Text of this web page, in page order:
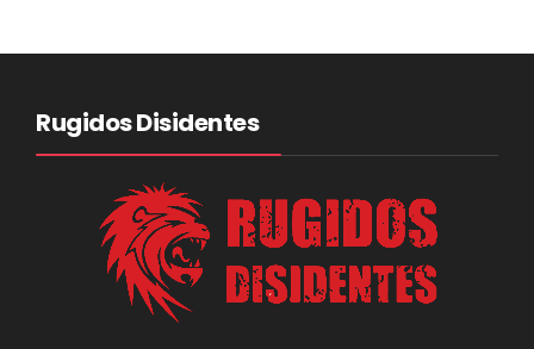
Rugidos Disidentes